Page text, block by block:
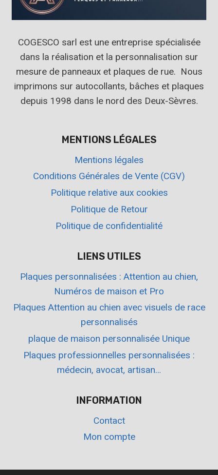
COGESCO sarl est une entreprise spécialisée
dans la réalisation et la personnalisation sur
mesure de panneaux et plaques de rue. Nous
imprimons sur autocollants, bâches et plaques
depuis 1998 dans le nord des Deux-Sèvres.
MENTIONS LÉGALES
Mentions légales
Conditions Générales de Vente (CGV)
Politique relative aux cookies
Politique de Retour
Politique de confidentialité
LIENS UTILES
Plaques personnalisées : Attention au chien,
Numéros de maison et Pro
Plaques Attention au chien avec visuels de race
personnalisés
plaque de maison personnalisée Unique
Plaques professionnelles personnalisées :
médecin, avocat, artisan…
INFORMATION
Contact
Mon compte